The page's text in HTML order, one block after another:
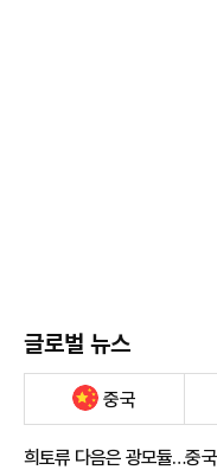
글로벌 뉴스
중국
희토류 다음은 광모듈…중